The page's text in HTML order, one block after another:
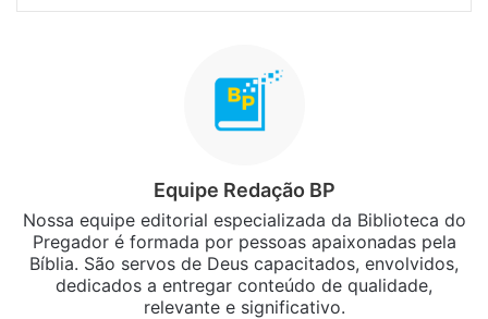
Equipe Redação BP
Nossa equipe editorial especializada da Biblioteca do
Pregador é formada por pessoas apaixonadas pela
Bíblia. São servos de Deus capacitados, envolvidos,
dedicados a entregar conteúdo de qualidade,
relevante e significativo.